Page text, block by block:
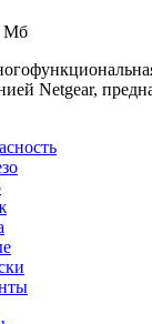
Мб
Netgear,